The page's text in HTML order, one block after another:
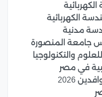
الكهربائية
مدنية
جامعة المنصورة
والتكنولوجيا
في مصر
2026